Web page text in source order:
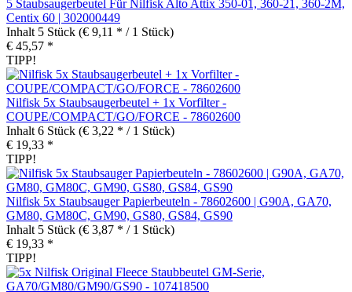
5 Staubsaugerbeutel Für Nilfisk Alto Attix 350-01, 360-21, 360-2M,
Centix 60 | 302000449
Inhalt 5 Stück (€ 9,11 * / 1 Stück)
€ 45,57 *
TIPP!
Nilfisk 5x Staubsaugerbeutel + 1x Vorfilter -
COUPE/COMPACT/GO/FORCE - 78602600
Inhalt 6 Stück (€ 3,22 * / 1 Stück)
€ 19,33 *
TIPP!
Nilfisk 5x Staubsauger Papierbeuteln - 78602600 | G90A, GA70,
GM80, GM80C, GM90, GS80, GS84, GS90
Inhalt 5 Stück (€ 3,87 * / 1 Stück)
€ 19,33 *
TIPP!